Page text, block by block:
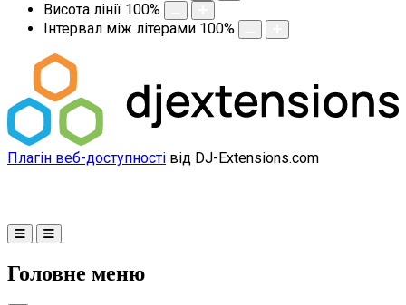
Висота лінії 100%
Інтервал між літерами 100%
Плагін веб-доступності від DJ-Extensions.com
Головне меню